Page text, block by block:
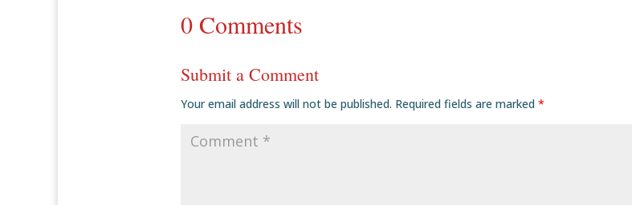
0 Comments
Submit a Comment
Your email address will not be published. Required fields are marked *